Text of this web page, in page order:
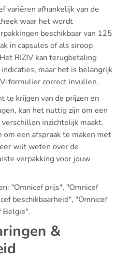
variëren afhankelijk van de
waar het wordt
beschikbaar van 125
in capsules of als siroop
RIZIV kan terugbetaling
maar het is belangrijk
formulier correct invullen.
te krijgen van de prijzen en
kan het nuttig zijn om een
inzichtelijk maakt.
om een afspraak te maken met
wilt weten over de
verpakking voor jouw
"Omnicef prijs", "Omnicef
beschikbaarheid", "Omnicef
België".
&